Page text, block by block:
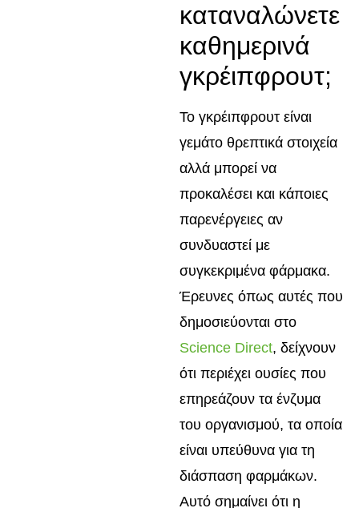
καταναλώνετε
καθημερινά
γκρέιπφρουτ;
Το γκρέιπφρουτ είναι
γεμάτο θρεπτικά στοιχεία
αλλά μπορεί να
προκαλέσει και κάποιες
παρενέργειες αν
συνδυαστεί με
συγκεκριμένα φάρμακα.
Έρευνες όπως αυτές που
δημοσιεύονται στο
Science Direct, δείχνουν
ότι περιέχει ουσίες που
επηρεάζουν τα ένζυμα
του οργανισμού, τα οποία
είναι υπεύθυνα για τη
διάσπαση φαρμάκων.
Αυτό σημαίνει ότι η